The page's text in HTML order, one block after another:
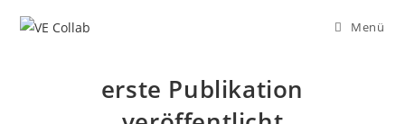
Inhalt
Menü
erste Publikation